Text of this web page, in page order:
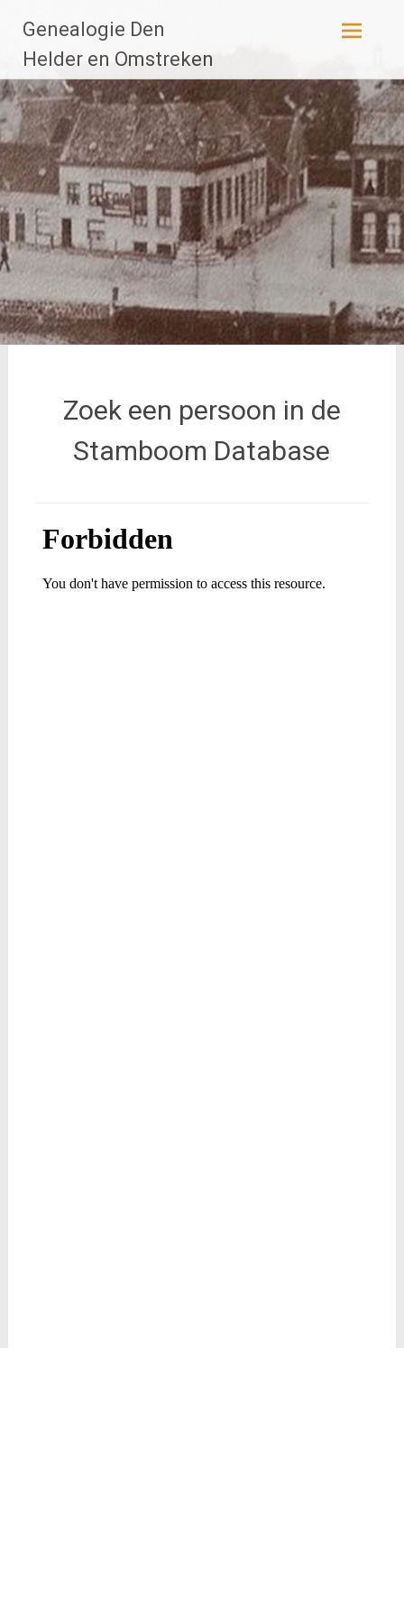
naar
inhoud
Genealogie Den
Helder en Omstreken
Zoek een persoon in de
Stamboom Database